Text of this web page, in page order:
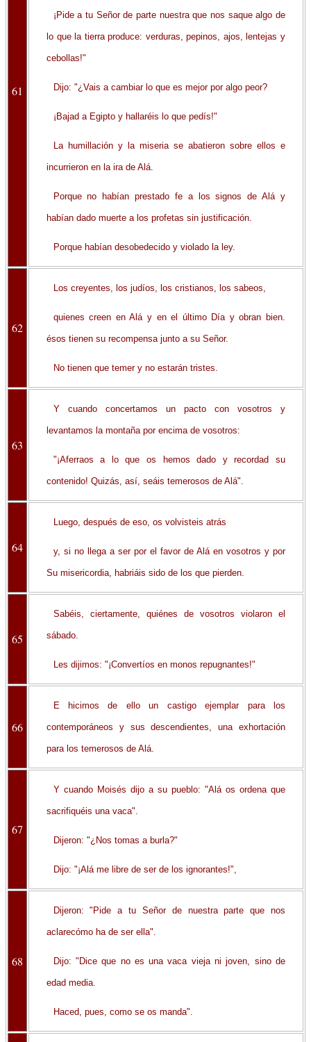
61
¡Pide a tu Señor de parte nuestra que nos saque algo de
lo que la tierra produce: verduras, pepinos, ajos, lentejas y
cebollas!"
Dijo: "¿Vais a cambiar lo que es mejor por algo peor?
¡Bajad a Egipto y hallaréis lo que pedís!"
La humillación y la miseria se abatieron sobre ellos e
incurrieron en la ira de Alá.
Porque no habían prestado fe a los signos de Alá y
habían dado muerte a los profetas sin justificación.
Porque habían desobedecido y violado la ley.
62
Los creyentes, los judíos, los cristianos, los sabeos,
quienes creen en Alá y en el último Día y obran bien.
ésos tienen su recompensa junto a su Señor.
No tienen que temer y no estarán tristes.
63
Y cuando concertamos un pacto con vosotros y
levantamos la montaña por encima de vosotros:
"¡Aferraos a lo que os hemos dado y recordad su
contenido! Quizás, así, seáis temerosos de Alá".
64
Luego, después de eso, os volvisteis atrás
y, si no llega a ser por el favor de Alá en vosotros y por
Su misericordia, habriáis sido de los que pierden.
65
Sabéis, ciertamente, quiénes de vosotros violaron el
sábado.
Les dijimos: "¡Convertíos en monos repugnantes!"
66
E hicimos de ello un castigo ejemplar para los
contemporáneos y sus descendientes, una exhortación
para los temerosos de Alá.
67
Y cuando Moisés dijo a su pueblo: "Alá os ordena que
sacrifiquéis una vaca".
Dijeron: "¿Nos tomas a burla?"
Dijo: "¡Alá me libre de ser de los ignorantes!",
68
Dijeron: "Pide a tu Señor de nuestra parte que nos
aclarecómo ha de ser ella".
Dijo: "Dice que no es una vaca vieja ni joven, sino de
edad media.
Haced, pues, como se os manda".